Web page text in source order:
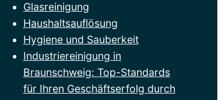
Glasreinigung
Haushaltsauflösung
Hygiene und Sauberkeit
Industriereinigung in
Braunschweig: Top-Standards
für Ihren Geschäftserfolg durch